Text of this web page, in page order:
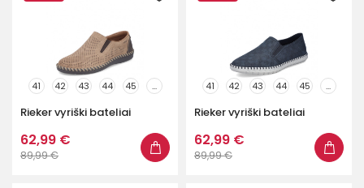
41 42 43 44 45 ...
Rieker vyriški bateliai
62,99 €
89,99 €
41 42 43 44 45 ...
Rieker vyriški bateliai
62,99 €
89,99 €